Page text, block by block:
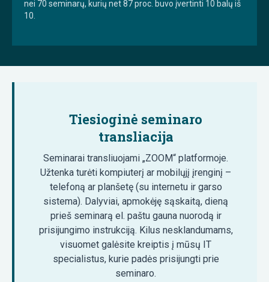
nei 70 seminarų, kurių net 87 proc. buvo įvertinti 10 balų iš
10.
Tiesioginė seminaro
transliacija
Seminarai transliuojami „ZOOM“ platformoje.
Užtenka turėti kompiuterį ar mobilųjį įrenginį –
telefoną ar planšetę (su internetu ir garso
sistema). Dalyviai, apmokėję sąskaitą, dieną
prieš seminarą el. paštu gauna nuorodą ir
prisijungimo instrukciją. Kilus nesklandumams,
visuomet galėsite kreiptis į mūsų IT
specialistus, kurie padės prisijungti prie
seminaro.